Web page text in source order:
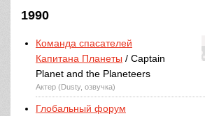
1990
Команда спасателей
Капитана Планеты / Captain
Planet and the Planeteers
Актер (Dusty, озвучка)
Глобальный форум